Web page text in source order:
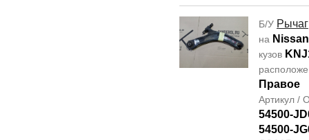
Б/У Рычаг
на
кузов
Правое
Артикул /
54500-
54500-